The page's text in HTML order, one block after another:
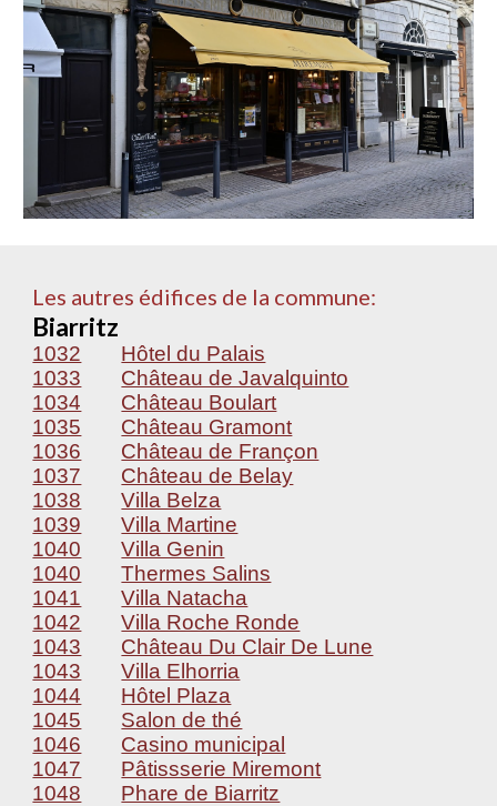
Les autres édifices de la commune:
Biarritz
1032
Hôtel du Palais
1033
Château de Javalquinto
1034
Château Boulart
1035
Château Gramont
1036
Château de Françon
1037
Château de Belay
1038
Villa Belza
1039
Villa Martine
1040
Villa Genin
1040
Thermes Salins
1041
Villa Natacha
1042
Villa Roche Ronde
1043
Château Du Clair De Lune
1043
Villa Elhorria
1044
Hôtel Plaza
1045
Salon de thé
1046
Casino municipal
1047
Pâtissserie Miremont
1048
Phare de Biarritz